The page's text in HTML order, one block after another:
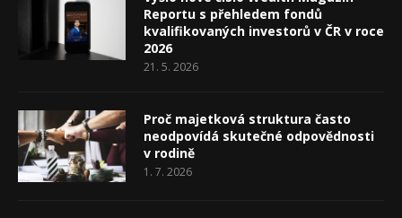
Reportu s přehledem fondů
kvalifikovaných investorů v ČR v roce
2026
21. 5. 2026
Proč majetková struktura často
neodpovídá skutečné odpovědnosti
v rodině
1. 7. 2026